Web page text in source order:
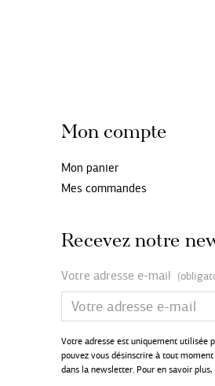
Mon compte
Mon panier
Mes commandes
Recevez notre
Votre adresse e-mail
Votre adresse est uniquement utilisée
pouvez vous désinscrire à tout
dans la newsletter. Pour en savoir